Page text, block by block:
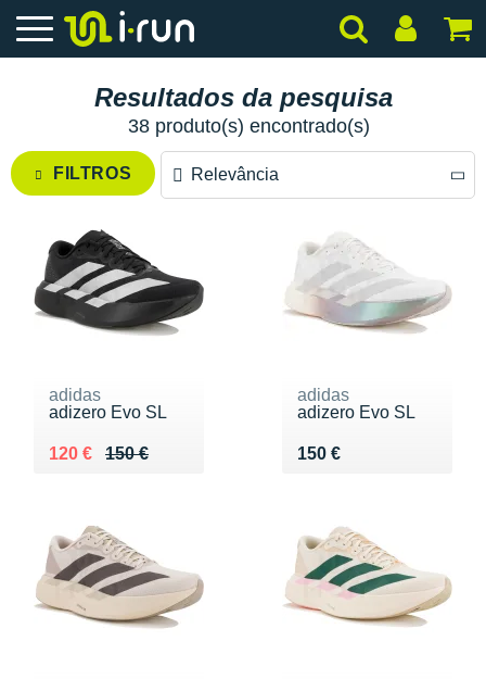
Resultados da pesquisa
38 produto(s) encontrado(s)
FILTROS Relevância
Preço decrescente
Preço crescente
adidas
adizero Evo SL
150 €
Au lieu de 150 €
120 €
Vendu 120 €
adidas
adizero Evo SL
150 €
Vendu 150 €